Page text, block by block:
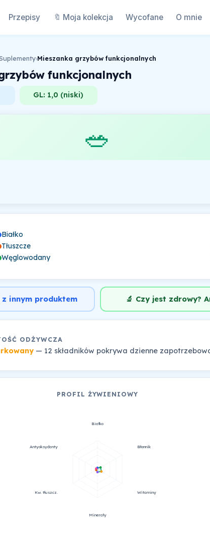
Przepisy 🔖 Moja kolekcja Wycofane O mnie
›Mieszanka grzybów funkcjonalnych
funkcjonalnych
GL: 1,0 (niski)
🥗
Białko
Tłuszcze
Węglowodany
innym produktem 🔬 Czy jest zdrowy?
ODŻYWCZA
— 12 składników pokrywa dzienne
PROFIL ŻYWIENIOWY
Białko
Błonnik
Witaminy
Minerały
Kw. tłuszcz.
Antyoksydanty